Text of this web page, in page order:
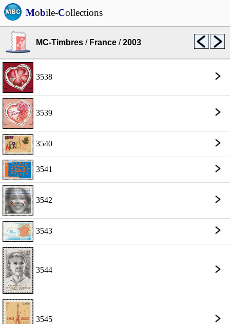
Mobile-Collections
MC-Timbres / France /2003
3538
3539
3540
3541
3542
3543
3544
3545